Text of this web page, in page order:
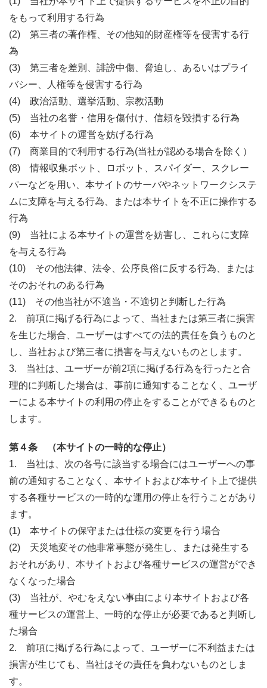
をもって利用する行為
(2) 第三者の著作権、その他知的財産権等を侵害する行
為
(3) 第三者を差別、誹謗中傷、脅迫し、あるいはプライ
バシー、人権等を侵害する行為
(4) 政治活動、選挙活動、宗教活動
(5) 当社の名誉・信用を傷付け、信頼を毀損する行為
(6) 本サイトの運営を妨げる行為
(7) 商業目的で利用する行為(当社が認める場合を除く）
(8) 情報収集ボット、ロボット、スパイダー、スクレー
パーなどを用い、本サイトのサーバやネットワークシステ
ムに支障を与える行為、または本サイトを不正に操作する
行為
(9) 当社による本サイトの運営を妨害し、これらに支障
を与える行為
(10) その他法律、法令、公序良俗に反する行為、または
そのおそれのある行為
(11) その他当社が不適当・不適切と判断した行為
2. 前項に掲げる行為によって、当社または第三者に損害
を生じた場合、ユーザーはすべての法的責任を負うものと
し、当社および第三者に損害を与えないものとします。
3. 当社は、ユーザーが前2項に掲げる行為を行ったと合
理的に判断した場合は、事前に通知することなく、ユーザ
ーによる本サイトの利用の停止をすることができるものと
します。
第４条 （本サイトの一時的な停止）
1. 当社は、次の各号に該当する場合にはユーザーへの事
前の通知することなく、本サイトおよび本サイト上で提供
する各種サービスの一時的な運用の停止を行うことがあり
ます。
(1) 本サイトの保守または仕様の変更を行う場合
(2) 天災地変その他非常事態が発生し、または発生する
おそれがあり、本サイトおよび各種サービスの運営ができ
なくなった場合
(3) 当社が、やむをえない事由により本サイトおよび各
種サービスの運営上、一時的な停止が必要であると判断し
た場合
2. 前項に掲げる行為によって、ユーザーに不利益または
損害が生じても、当社はその責任を負わないものとしま
す。